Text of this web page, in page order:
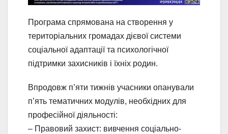
Програма спрямована на створення у
територіальних громадах дієвої системи
соціальної адаптації та психологічної
підтримки захисників і їхніх родин.
Впродовж п’яти тижнів учасники опанували
п’ять тематичних модулів, необхідних для
професійної діяльності:
– Правовий захист: вивчення соціально-